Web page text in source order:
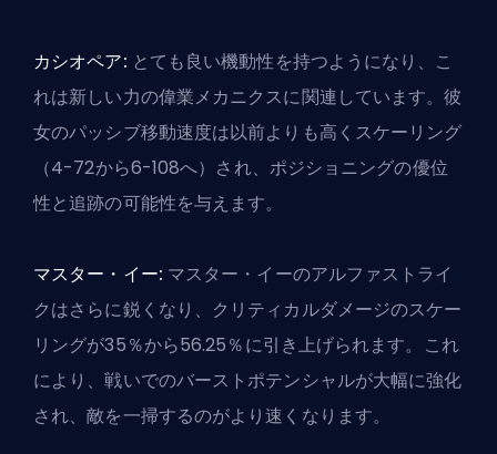
カシオペア: とても良い機動性を持つようになり、こ
れは新しい力の偉業メカニクスに関連しています。彼
女のパッシブ移動速度は以前よりも高くスケーリング
（4-72から6-108へ）され、ポジショニングの優位
性と追跡の可能性を与えます。
マスター・イー: マスター・イーのアルファストライ
クはさらに鋭くなり、クリティカルダメージのスケー
リングが35％から56.25％に引き上げられます。これ
により、戦いでのバーストポテンシャルが大幅に強化
され、敵を一掃するのがより速くなります。